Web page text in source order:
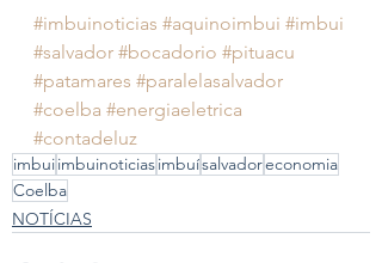
#imbuinoticias #aquinoimbui #imbui
#salvador #bocadorio #pituacu
#patamares #paralelasalvador
#coelba #energiaeletrica
#contadeluz
imbuiimbuinoticiasimbuísalvadoreconomia
Coelba
NOTÍCIAS